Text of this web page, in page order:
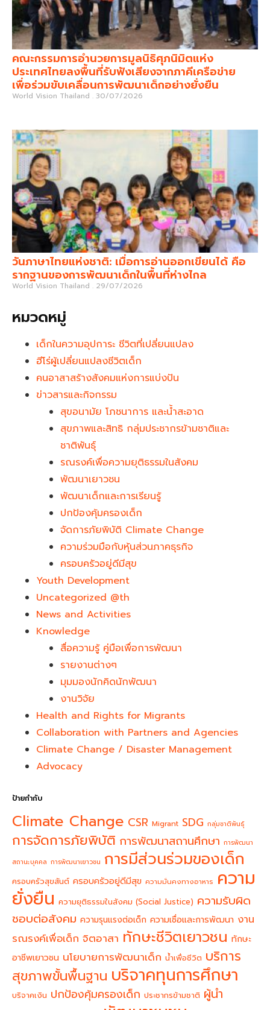
คณะกรรมการอำนวยการมูลนิธิศุภนิมิตแห่ง
ประเทศไทยลงพื้นที่รับฟังเสียงจากภาคีเครือข่าย
เพื่อร่วมขับเคลื่อนการพัฒนาเด็กอย่างยั่งยืน
World Vision Thailand 30/07/2026
วันภาษาไทยแห่งชาติ: เมื่อการอ่านออกเขียนได้ คือ
รากฐานของการพัฒนาเด็กในพื้นที่ห่างไกล
World Vision Thailand 29/07/2026
หมวดหมู่
เด็กในความอุปการะ ชีวิตที่เปลี่ยนแปลง
ฮีโร่ผู้เปลี่ยนแปลงชีวิตเด็ก
คนอาสาสร้างสังคมแห่งการแบ่งปัน
ข่าวสารและกิจกรรม
สุขอนามัย โภชนาการ และน้ำสะอาด
สุขภาพและสิทธิ กลุ่มประชากรข้ามชาติและ
ชาติพันธุ์
รณรงค์เพื่อความยุติธรรมในสังคม
พัฒนาเยาวชน
พัฒนาเด็กและการเรียนรู้
ปกป้องคุ้มครองเด็ก
จัดการภัยพิบัติ Climate Change
ความร่วมมือกับหุ้นส่วนภาคธุรกิจ
ครอบครัวอยู่ดีมีสุข
Youth Development​
Uncategorized @th
News and Activities
Knowledge
สื่อความรู้ คู่มือเพื่อการพัฒนา
รายงานต่างๆ
มุมมองนักคิดนักพัฒนา
งานวิจัย
Health and Rights for Migrants
Collaboration with Partners and Agencies
Climate Change / Disaster Management
Advocacy
ป้ายกำกับ
Climate Change CSR Migrant SDG กลุ่มชาติพันธุ์
การจัดการภัยพิบัติ การพัฒนาสถานศึกษา การพัฒนา
สถานะบุคคล การพัฒนาเยาวชน การมีส่วนร่วมของเด็ก
ครอบครัวสุขสันต์ ครอบครัวอยู่ดีมีสุข ความมั่นคงทางอาหาร ความ
ยั่งยืน ความยุติธรรมในสังคม (Social Justice) ความรับผิด
ชอบต่อสังคม ความรุนแรงต่อเด็ก ความเชื่อและการพัฒนา งาน
รณรงค์เพื่อเด็ก จิตอาสา ทักษะชีวิตเยาวชน ทักษะ
อาชีพเยาวชน นโยบายการพัฒนาเด็ก น้ำเพื่อชีวิต บริการ
สุขภาพขั้นพื้นฐาน บริจาคทุนการศึกษา
บริจาคเงิน ปกป้องคุ้มครองเด็ก ประชากรข้ามชาติ ผู้นำ